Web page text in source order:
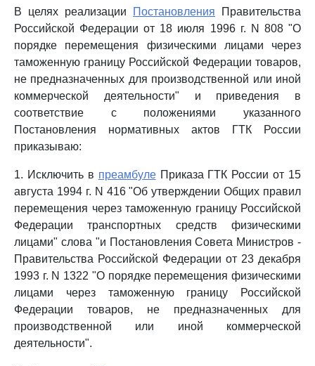
В целях реализации Постановления Правительства
Российской Федерации от 18 июля 1996 г. N 808 "О
порядке перемещения физическими лицами через
таможенную границу Российской Федерации товаров,
не предназначенных для производственной или иной
коммерческой деятельности" и приведения в
соответствие с положениями указанного
Постановления нормативных актов ГТК России
приказываю:
1. Исключить в преамбулеПриказа ГТК России от 15
августа 1994 г. N 416 "Об утверждении Общих правил
перемещения через таможенную границу Российской
Федерации транспортных средств физическими
лицами" слова "и Постановления Совета Министров -
Правительства Российской Федерации от 23 декабря
1993 г. N 1322 "О порядке перемещения физическими
лицами через таможенную границу Российской
Федерации товаров, не предназначенных для
производственной или иной коммерческой
деятельности".